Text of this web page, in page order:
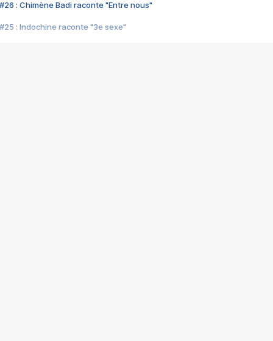
#26 : Chimène Badi raconte "Entre nous"
#25 : Indochine raconte "3e sexe"